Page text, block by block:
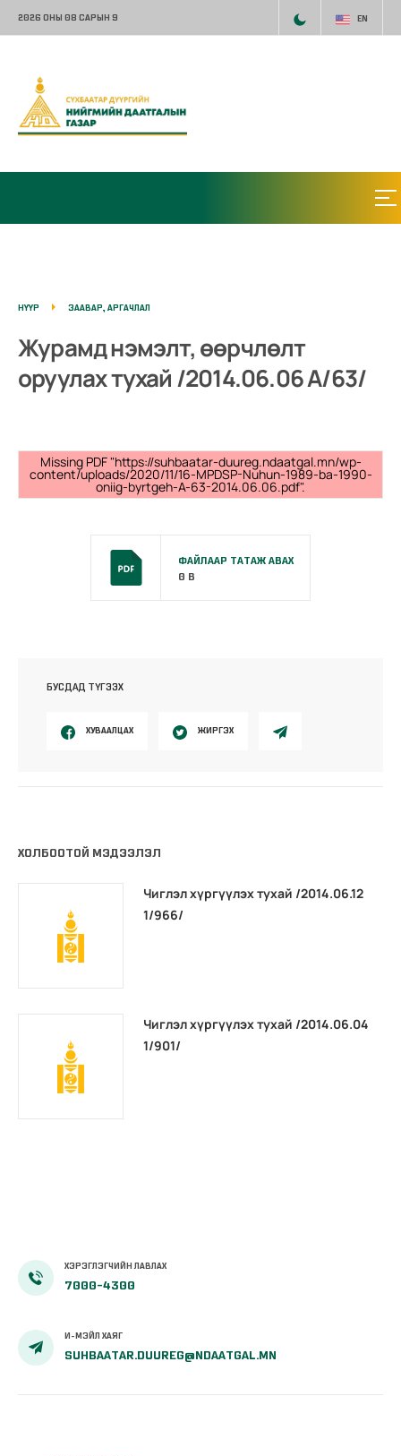
2026 ОНЫ 08 САРЫН 9 EN
НҮҮР ЗААВАР, АРГАЧЛАЛ
Журамд нэмэлт, өөрчлөлт
оруулах тухай /2014.06.06 А/63/
Missing PDF "https://suhbaatar-duureg.ndaatgal.mn/wp-
content/uploads/2020/11/16-MPDSP-Nuhun-1989-ba-1990-
oniig-byrtgeh-A-63-2014.06.06.pdf".
ФАЙЛААР ТАТАЖ АВАХ
0 B
БУСДАД ТҮГЭЭХ
ХУВААЛЦАХ ЖИРГЭХ
ХОЛБООТОЙ МЭДЭЭЛЭЛ
Чиглэл хүргүүлэх тухай /2014.06.12
1/966/
Чиглэл хүргүүлэх тухай /2014.06.04
1/901/
ХЭРЭГЛЭГЧИЙН ЛАВЛАХ
7000-4300
И-МЭЙЛ ХАЯГ
SUHBAATAR.DUUREG@NDAATGAL.MN